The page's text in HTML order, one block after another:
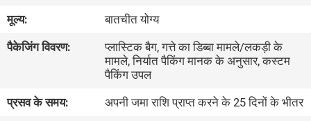
कारखाना
मूल्य:
बातचीत योग्य
पैकेजिंग विवरण:
प्लास्टिक बैग, गत्ते का डिब्बा मामले/लकड़ी के
मामले, निर्यात पैकिंग मानक के अनुसार, कस्टम
पैकिंग उपल
प्रसव के समय:
अपनी जमा राशि प्राप्त करने के 25 दिनों के भीतर